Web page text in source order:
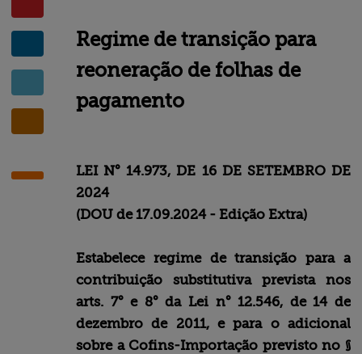
Regime de transição para
reoneração de folhas de
pagamento
LEI N° 14.973, DE 16 DE SETEMBRO DE
2024
(DOU de 17.09.2024 - Edição Extra)
Estabelece regime de transição para a
contribuição substitutiva prevista nos
arts. 7° e 8° da Lei n° 12.546, de 14 de
dezembro de 2011, e para o adicional
sobre a Cofins-Importação previsto no §